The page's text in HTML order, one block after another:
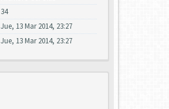
34
Jue, 13 Mar 2014, 23:27
Jue, 13 Mar 2014, 23:27